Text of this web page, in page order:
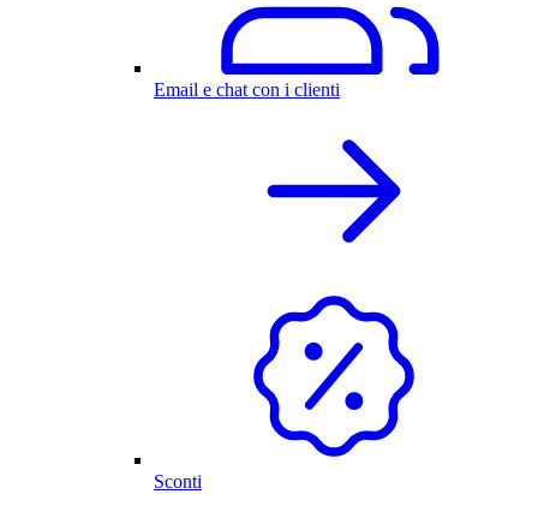
Email e chat con i clienti
Sconti